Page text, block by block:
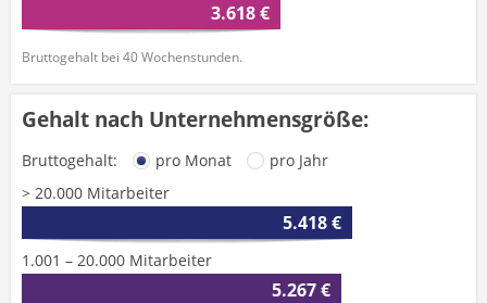
3.618 €
Bruttogehalt bei 40 Wochenstunden.
Gehalt nach Unternehmensgröße:
Bruttogehalt: pro Monat
pro Jahr
> 20.000 Mitarbeiter
5.418 €
1.001 – 20.000 Mitarbeiter
5.267 €